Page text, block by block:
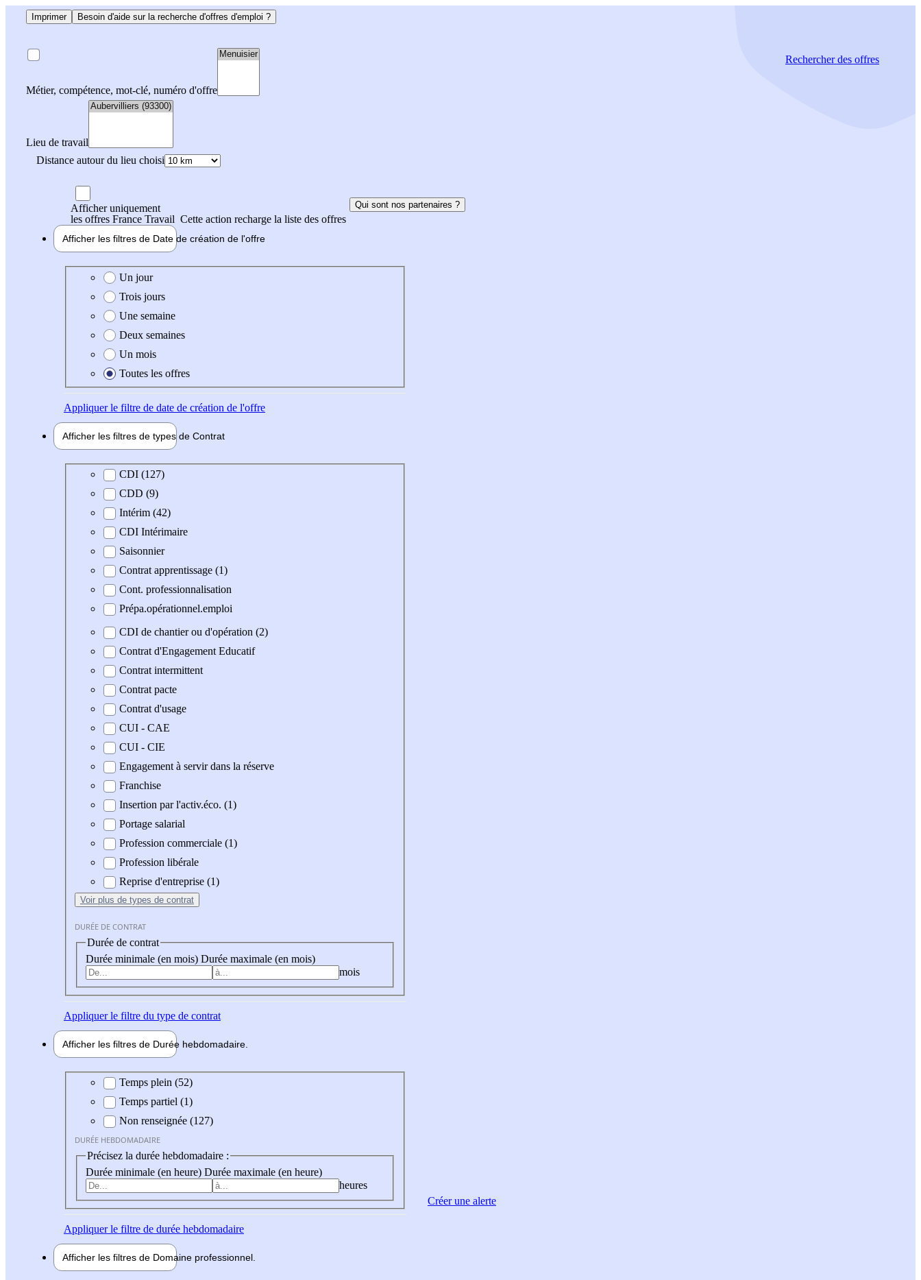
Imprimer Besoin d'aide sur la recherche d'offres d'emploi ?
Métier, compétence, mot-clé, numéro d'offre
Lieu de travail
Distance autour du lieu choisi
Rechercherdes offres
Afficher uniquement
les offres France Travail Cette action recharge la liste des offres
Qui sont nos partenaires ?
Afficher les filtres de Date de création de l'offre
Date de création de l'offre
Un jour
Trois jours
Une semaine
Deux semaines
Un mois
Toutes les offres
Appliquerle filtre de date de création de l'offre
Afficher les filtres de types de Contrat
Type de contratCDI (127)
CDD (9)
Intérim (42)
CDI Intérimaire
Saisonnier
Contrat apprentissage (1)
Cont. professionnalisation
Prépa.opérationnel.emploi
CDI de chantier ou d'opération (2)
Contrat d'Engagement Educatif
Contrat intermittent
Contrat pacte
Contrat d'usage
CUI - CAE
CUI - CIE
Engagement à servir dans la réserve
Franchise
Insertion par l'activ.éco. (1)
Portage salarial
Profession commerciale (1)
Profession libérale
Reprise d'entreprise (1)
Voir plus de types de contrat
DURÉE DE CONTRAT
Durée de contrat
Durée minimale (en mois) Durée maximale (en mois)
mois
Appliquerle filtre du type de contrat
Afficher les filtres de Durée hebdomadaire
Durée hebdomadaire
Temps plein (52)
Temps partiel (1)
Non renseignée (127)
DURÉE HEBDOMADAIRE
Précisez la durée hebdomadaire :
Durée minimale (en heure) Durée maximale (en heure)
heures
Appliquerle filtre de durée hebdomadaire
Afficher les filtres de Domaine professionnel
Créer une alerte